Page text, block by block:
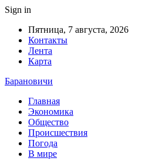
Sign in
Пятница, 7 августа, 2026
Контакты
Лента
Карта
Барановичи
Главная
Экономика
Общество
Происшествия
Погода
В мире